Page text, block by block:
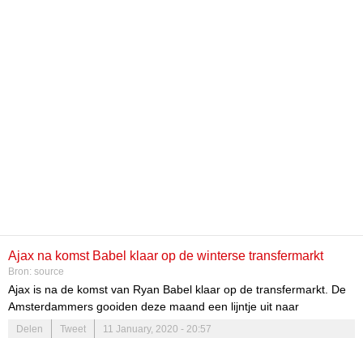
Ajax na komst Babel klaar op de winterse transfermarkt
Bron: source
Ajax is na de komst van Ryan Babel klaar op de transfermarkt. De
Amsterdammers gooiden deze maand een lijntje uit naar
Tottenham Hotspur-verdediger Jan Vertonghen, maar hij bleek
Delen Tweet 11 January, 2020 - 20:57